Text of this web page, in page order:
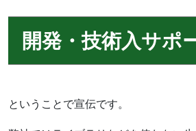
開発・技術入サポ
ということで宣伝です。